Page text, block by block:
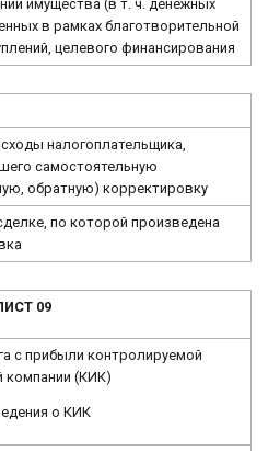
имущества (в т. ч. денежных
в рамках благотворительной
целевого финансирования
налогоплательщика,
самостоятельную
обратную) корректировку
по которой произведена
09
с прибыли контролируемой
компании (КИК)
о КИК